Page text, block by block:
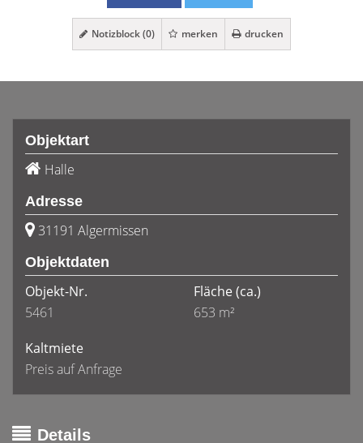
Notizblock (0) merken drucken
Objektart
Halle
Adresse
31191 Algermissen
Objektdaten
Objekt-Nr.
5461
Fläche(ca.)
653 m²
Kaltmiete
Preis auf Anfrage
Details